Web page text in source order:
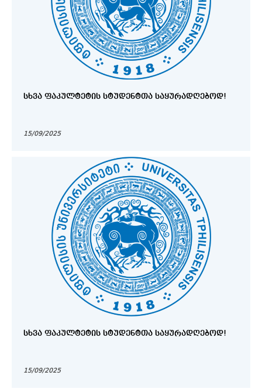
ᲡᲮᲕᲐ ᲤᲐᲙᲣᲚᲢᲔᲢᲘᲡ ᲡᲢᲣᲓᲔᲜᲢᲗᲐ ᲡᲐᲧᲣᲠᲐᲓᲦᲔᲑᲝᲓ!
15/09/2025
ᲡᲮᲕᲐ ᲤᲐᲙᲣᲚᲢᲔᲢᲘᲡ ᲡᲢᲣᲓᲔᲜᲢᲗᲐ ᲡᲐᲧᲣᲠᲐᲓᲦᲔᲑᲝᲓ!
15/09/2025